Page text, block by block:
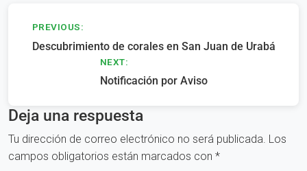
Navegación
de
PREVIOUS:
Descubrimiento de corales en San Juan de Urabá
NEXT:
Notificación por Aviso
Deja una respuesta
Tu dirección de correo electrónico no será publicada. Los
campos obligatorios están marcados con *